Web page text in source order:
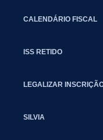
CALENDÁRIO FISCAL
ISS RETIDO
LEGALIZAR
SILVIA